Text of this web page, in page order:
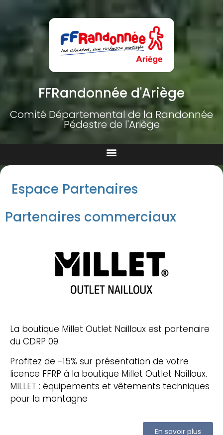
FFRandonnée d'Ariège
Comité Départemental de la Randonnée
Pédestre de l'Ariège
Espace Partenaires
Partenaires commerciaux
La boutique Millet Outlet Nailloux est partenaire
du CDRP 09.
Profitez de -15% sur présentation de votre
licence FFRP à la boutique Millet Outlet Nailloux.
MILLET : équipements et vêtements techniques
pour la montagne
En savoir plus